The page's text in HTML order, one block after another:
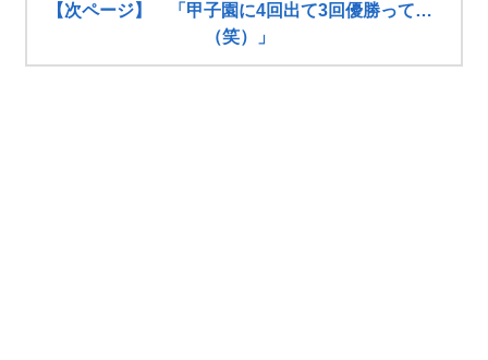
【次ページ】 「甲子園に4回出て3回優勝って…
（笑）」